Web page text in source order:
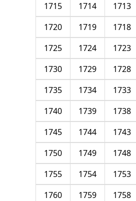
1713
1714
1715
1718
1719
1720
1723
1724
1725
1728
1729
1730
1733
1734
1735
1738
1739
1740
1743
1744
1745
1748
1749
1750
1753
1754
1755
1758
1759
1760